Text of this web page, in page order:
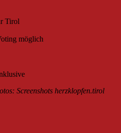
Tirol
möglich
: Screenshots herzklopfen.tirol